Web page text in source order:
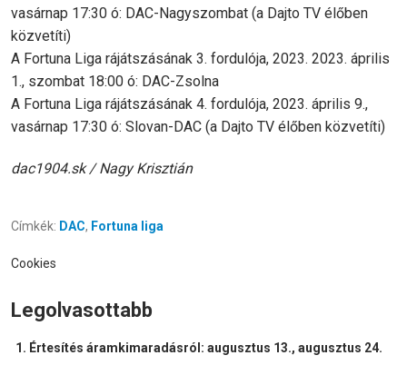
vasárnap 17:30 ó: DAC-Nagyszombat (a Dajto TV élőben
közvetíti)
A Fortuna Liga rájátszásának 3. fordulója, 2023. 2023. április
1., szombat 18:00 ó: DAC-Zsolna
A Fortuna Liga rájátszásának 4. fordulója, 2023. április 9.,
vasárnap 17:30 ó: Slovan-DAC (a Dajto TV élőben közvetíti)
dac1904.sk / Nagy Krisztián
Címkék: DAC, Fortuna liga
Cookies
Legolvasottabb
Értesítés áramkimaradásról: augusztus 13., augusztus 24.